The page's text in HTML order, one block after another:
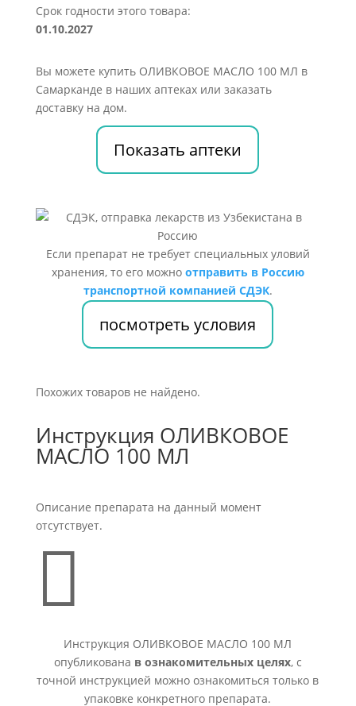
Срок годности этого товара:
01.10.2027
Вы можете купить ОЛИВКОВОЕ МАСЛО 100 МЛ в
Самарканде в наших аптеках или заказать
доставку на дом.
Показать аптеки
Если препарат не требует специальных уловий
хранения, то его можно отправить в Россию
транспортной компанией СДЭК.
посмотреть условия
Похожих товаров не найдено.
Инструкция ОЛИВКОВОЕ
МАСЛО 100 МЛ
Описание препарата на данный момент
отсутствует.

Инструкция ОЛИВКОВОЕ МАСЛО 100 МЛ
опубликована в ознакомительных целях, с
точной инструкцией можно ознакомиться только в
упаковке конкретного препарата.